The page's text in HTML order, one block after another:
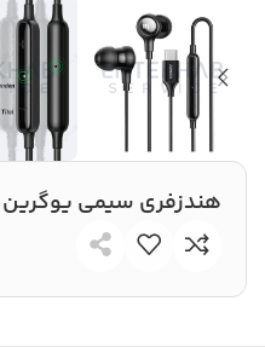
هندزفری سیمی یوگرین EP103 مدل 30638